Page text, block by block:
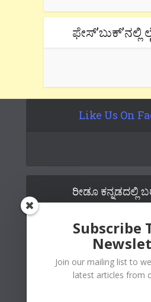
ಫೇಸ್’ಬುಕ್’ನಲ್ಲಿ
Like Us On
ರೀಡೂ ಕನ್ನಡದಲ್ಲಿ
Subscribe
Join our mailing list to
latest articles from